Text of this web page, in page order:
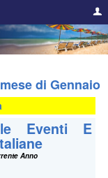
di Gennaio
Eventi E
Anno